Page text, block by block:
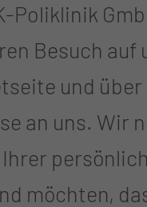
Poliklinik
Besuch auf
und über
an uns. Wir
möchten,